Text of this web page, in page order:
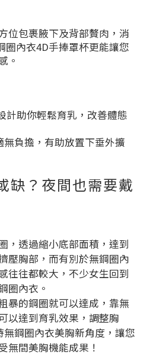
位包裹腋下及背部贅肉，消
圈內衣4D手捧罩杯更能讓您
。
缺？夜間也需要戴
，透過縮小底部面積，達到
壓胸部，而有別於無鋼圈內
往往都較大，不少女生回到
圈內衣。
暴的鋼圈就可以達成，靠無
以達到育乳效果，調整胸
鋼圈內衣美胸新角度，讓您
無間美胸機能成果！